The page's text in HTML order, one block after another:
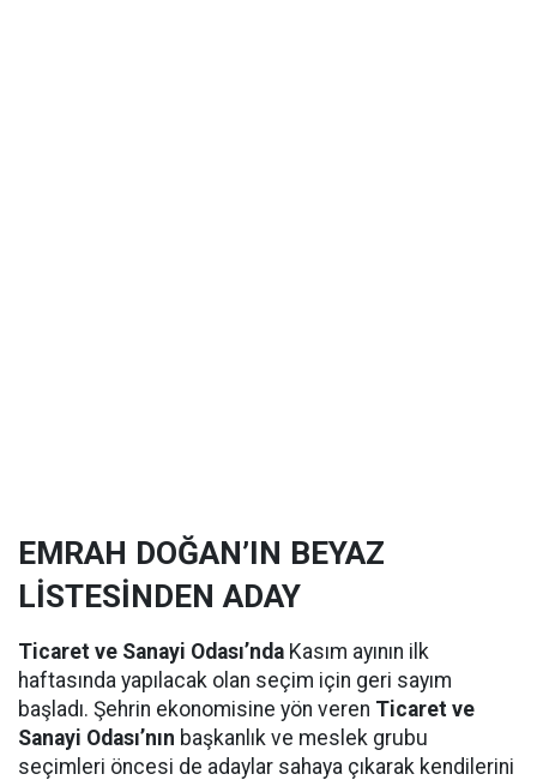
EMRAH DOĞAN’IN BEYAZ
LİSTESİNDEN ADAY
Ticaret ve Sanayi Odası’nda Kasım ayının ilk
haftasında yapılacak olan seçim için geri sayım
başladı. Şehrin ekonomisine yön veren Ticaret ve
Sanayi Odası’nın başkanlık ve meslek grubu
seçimleri öncesi de adaylar sahaya çıkarak kendilerini